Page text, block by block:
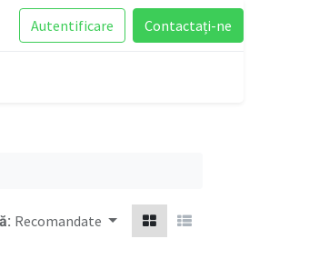
Autentificare Contactați-ne
Recomandate